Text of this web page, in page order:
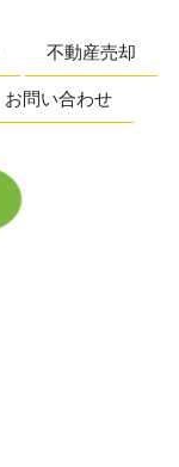
不動産売却
お問い合わせ